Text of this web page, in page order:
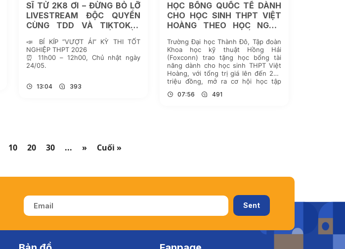
SĨ TỬ 2K8 ƠI – ĐỪNG BỎ LỠ
LIVESTREAM ĐỘC QUYỀN
CÙNG TDD VÀ TIKTOKER
VANH HỌC GIỎI CUỐI TUẦN
NÀY!
📣 BÍ KÍP “VƯỢT ẢI” KỲ THI TỐT
NGHIỆP THPT 2026
⏰ 11h00 – 12h00, Chủ nhật ngày
24/05.
13:04 393
HỌC BỔNG QUỐC TẾ DÀNH
CHO HỌC SINH THPT VIỆT
HOÀNG THEO HỌC NGÔN
TRƯỜNG ĐẠI HỌC THÀNH
ĐÔ
Trường Đại học Thành Đô, Tập đoàn
Khoa học kỹ thuật Hồng Hải
(Foxconn) trao tặng học bổng tài
năng dành cho học sinh THPT Việt
Hoàng, với tổng trị giá lên đến 250
triệu đồng, mở ra cơ hội học tập
Quốc. Chương trình được triển […]
07:56 491
10 20 30 ... » Cuối »